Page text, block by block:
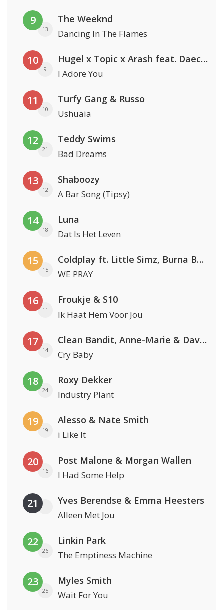
9
13
The Weeknd
Dancing In The Flames
10
9
Hugel x Topic x Arash feat. Daecolm
I Adore You
11
10
Turfy Gang & Russo
Ushuaia
12
21
Teddy Swims
Bad Dreams
13
12
Shaboozy
A Bar Song (Tipsy)
14
18
Luna
Dat Is Het Leven
15
15
Coldplay ft. Little Simz, Burna Boy, Elyanna & Tini
WE PRAY
16
11
Froukje & S10
Ik Haat Hem Voor Jou
17
14
Clean Bandit, Anne-Marie & David Guetta
Cry Baby
18
24
Roxy Dekker
Industry Plant
19
19
Alesso & Nate Smith
i Like It
20
16
Post Malone & Morgan Wallen
I Had Some Help
21 Yves Berendse & Emma Heesters
Alleen Met Jou
22
26
Linkin Park
The Emptiness Machine
23
25
Myles Smith
Wait For You